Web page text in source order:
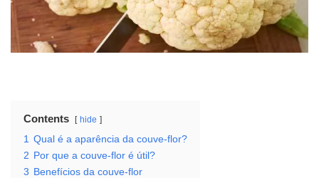
Contents hide
1 Qual é a aparência da couve-flor?
2 Por que a couve-flor é útil?
3 Benefícios da couve-flor